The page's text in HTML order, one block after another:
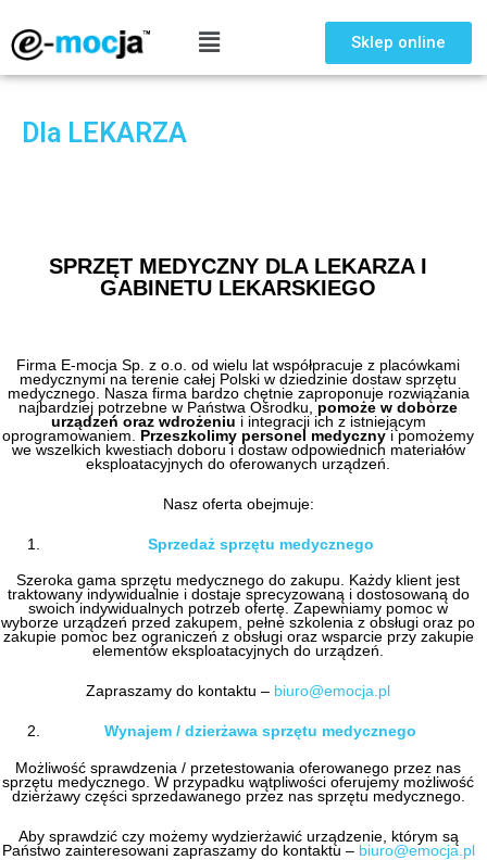
Sklep online
Dla LEKARZA
SPRZĘT MEDYCZNY DLA LEKARZA I
GABINETU LEKARSKIEGO
Firma E-mocja Sp. z o.o. od wielu lat współpracuje z placówkami
medycznymi na terenie całej Polski w dziedzinie dostaw sprzętu
medycznego. Nasza firma bardzo chętnie zaproponuje rozwiązania
najbardziej potrzebne w Państwa Ośrodku, pomoże w doborze
urządzeń oraz wdrożeniu i integracji ich z istniejącym
oprogramowaniem. Przeszkolimy personel medyczny i pomożemy
we wszelkich kwestiach doboru i dostaw odpowiednich materiałów
eksploatacyjnych do oferowanych urządzeń.
Nasz oferta obejmuje:
Sprzedaż sprzętu medycznego
Szeroka gama sprzętu medycznego do zakupu. Każdy klient jest
traktowany indywidualnie i dostaje sprecyzowaną i dostosowaną do
swoich indywidualnych potrzeb ofertę. Zapewniamy pomoc w
wyborze urządzeń przed zakupem, pełne szkolenia z obsługi oraz po
zakupie pomoc bez ograniczeń z obsługi oraz wsparcie przy zakupie
elementów eksploatacyjnych do urządzeń.
Zapraszamy do kontaktu – biuro@emocja.pl
Wynajem / dzierżawa sprzętu medycznego
Możliwość sprawdzenia / przetestowania oferowanego przez nas
sprzętu medycznego. W przypadku wątpliwości oferujemy możliwość
dzierżawy części sprzedawanego przez nas sprzętu medycznego.
Aby sprawdzić czy możemy wydzierżawić urządzenie, którym są
Państwo zainteresowani zapraszamy do kontaktu – biuro@emocja.pl